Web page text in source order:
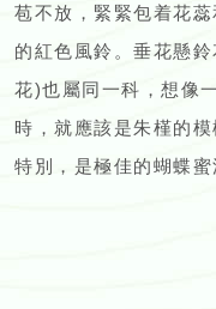
苞不放，緊緊包着花
的紅色風鈴。垂花懸
花)也屬同一科，想像
時，就應該是朱槿的
特別，是極佳的蝴蝶蜜